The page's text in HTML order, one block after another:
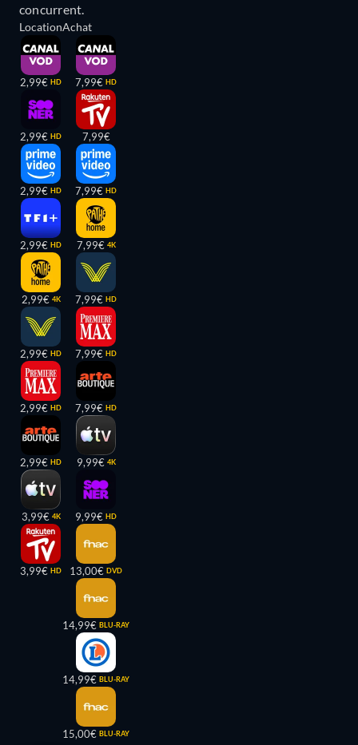
concurrent.
Location
2,99€ HD
2,99€ HD
2,99€ HD
2,99€ HD
2,99€ 4K
2,99€ HD
2,99€ HD
2,99€ HD
3,99€ 4K
3,99€ HD
Achat
7,99€ HD
7,99€
7,99€ HD
7,99€ 4K
7,99€ HD
7,99€ HD
7,99€ HD
9,99€ 4K
9,99€ HD
13,00€ DVD
14,99€ BLU-RAY
14,99€ BLU-RAY
15,00€ BLU-RAY